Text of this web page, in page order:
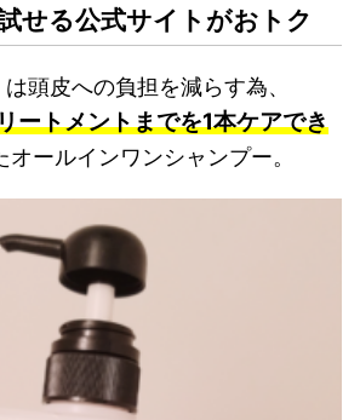
せる公式サイトがおトク
頭皮への負担を減らす為、
ートメントまでを1本ケアでき
オールインワンシャンプー。